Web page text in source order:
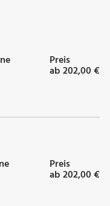
Preis
ab 202,00 €
Preis
ab 202,00 €